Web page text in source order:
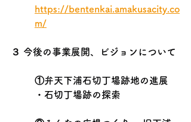
https://bentenkai.amakusacity.co
m/
３ 今後の事業展開、ビジョンについて
①弁天下浦石切丁場跡地の進展
・石切丁場跡の探索